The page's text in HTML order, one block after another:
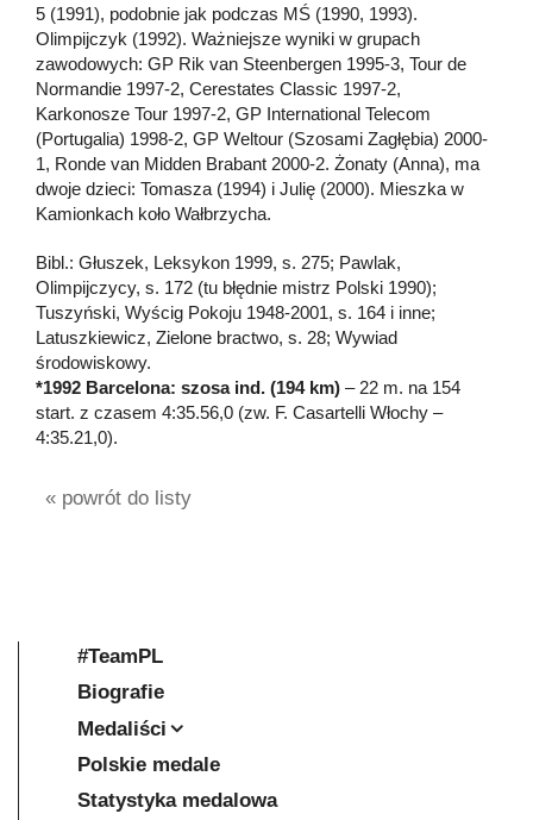
5 (1991), podobnie jak podczas MŚ (1990, 1993).
Olimpijczyk (1992). Ważniejsze wyniki w grupach
zawodowych: GP Rik van Steenbergen 1995-3, Tour de
Normandie 1997-2, Cerestates Classic 1997-2,
Karkonosze Tour 1997-2, GP International Telecom
(Portugalia) 1998-2, GP Weltour (Szosami Zagłębia) 2000-
1, Ronde van Midden Brabant 2000-2. Żonaty (Anna), ma
dwoje dzieci: Tomasza (1994) i Julię (2000). Mieszka w
Kamionkach koło Wałbrzycha.
Bibl.: Głuszek, Leksykon 1999, s. 275; Pawlak,
Olimpijczycy, s. 172 (tu błędnie mistrz Polski 1990);
Tuszyński, Wyścig Pokoju 1948-2001, s. 164 i inne;
Latuszkiewicz, Zielone bractwo, s. 28; Wywiad
środowiskowy.
*1992 Barcelona: szosa ind. (194 km) – 22 m. na 154
start. z czasem 4:35.56,0 (zw. F. Casartelli Włochy –
4:35.21,0).
« powrót do listy
#TeamPL
Biografie
Medaliści
Polskie medale
Statystyka medalowa